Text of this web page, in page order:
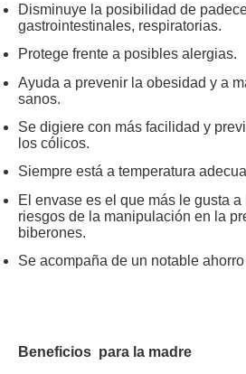
Disminuye la posibilidad de
gastrointestinales, respiratorias.
Protege frente a posibles alergias.
Ayuda a prevenir la obesidad y a
sanos.
Se digiere con más facilidad y
los cólicos.
Siempre está a temperatura
El envase es el que más le gusta
riesgos de la manipulación en la
biberones.
Se acompaña de un notable
Beneficios para la madre